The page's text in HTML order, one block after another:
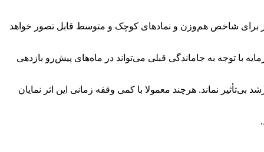
برای شاخص هم‌وزن و نمادهای کوچک و متوسط قابل تصور خواهد
با توجه به جاماندگی قبلی می‌تواند در ماه‌های پیش‌رو بازدهی
بی‌تأثیر نماند. هرچند معمولا با کمی وقفه زمانی این اثر نمایان